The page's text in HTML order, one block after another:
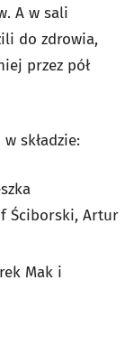
A w sali
do zdrowia,
przez pół
składzie:
Ściborski, Artur
Mak i